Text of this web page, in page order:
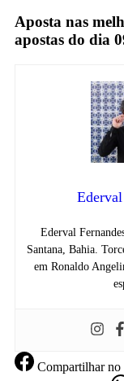
Aposta nas
apostas do dia
Ederval
Santana, Bahia.
em Ronaldo
Compartilharno